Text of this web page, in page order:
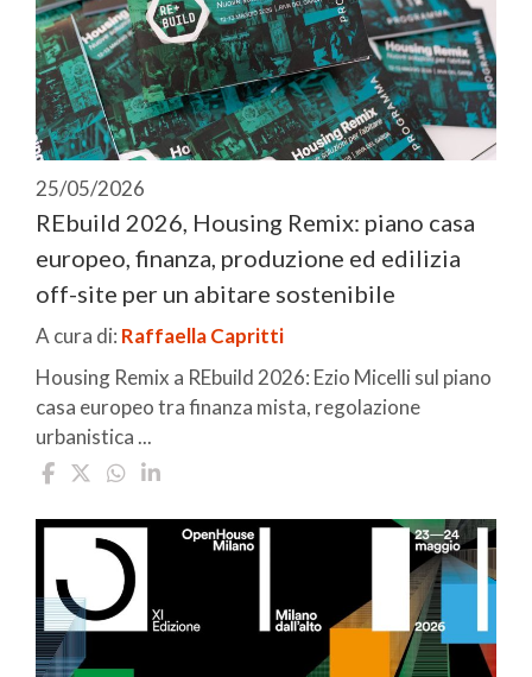
25/05/2026
REbuild 2026, Housing Remix: piano casa
europeo, finanza, produzione ed edilizia
off-site per un abitare sostenibile
A cura di: Raffaella Capritti
Housing Remix a REbuild 2026: Ezio Micelli sul piano
casa europeo tra finanza mista, regolazione
urbanistica ...